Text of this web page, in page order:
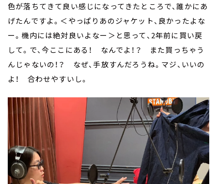
色が落ちてきて良い感じになってきたところで、誰かにあ
げたんですよ。＜やっぱりあのジャケット、良かったよな
ー。機内には絶対良いよなー＞と思って、2年前に買い戻
して。で、今ここにある！ なんでよ！？ また買っちゃう
んじゃないの！？ なぜ、手放すんだろうね。マジ、いいの
よ！ 合わせやすいし。